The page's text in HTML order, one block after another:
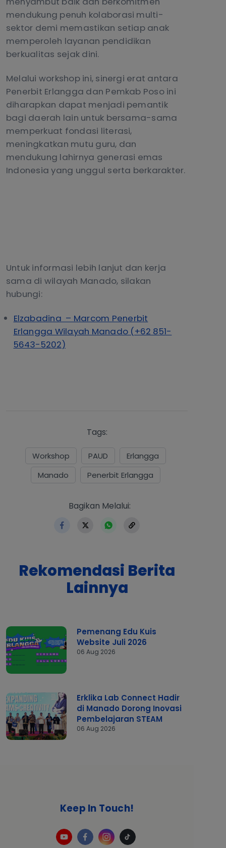
mendukung penuh kolaborasi multi-
sektor demi memastikan setiap anak
memperoleh layanan pendidikan
berkualitas sejak dini.
Melalui workshop ini, sinergi erat antara
Penerbit Erlangga dan Pemkab Poso ini
diharapkan dapat menjadi pemantik
bagi daerah lain untuk bersama-sama
memperkuat fondasi literasi,
meningkatkan mutu guru, dan
mendukung lahirnya generasi emas
Indonesia yang unggul serta berkarakter.
Untuk informasi lebih lanjut dan kerja
sama di wilayah Manado, silakan
hubungi:
Elzabadina – Marcom Penerbit
Erlangga Wilayah Manado (+62 851-
5643-5202)
Tags:
Workshop PAUD
Erlangga
Manado
Penerbit Erlangga
https://www.erlangga.co.id/
Bagikan Melalui:
Rekomendasi Berita
Lainnya
Pemenang Edu Kuis
Website Juli 2026
06 Aug 2026
Erklika Lab Connect Hadir
di Manado Dorong Inovasi
Pembelajaran STEAM
06 Aug 2026
Keep In Touch!